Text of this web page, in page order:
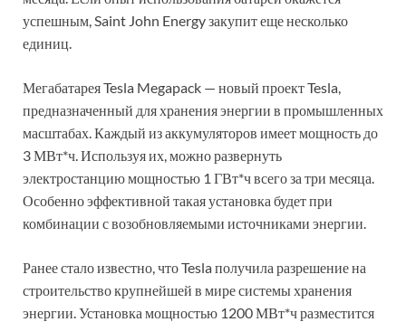
успешным, Saint John Energy закупит еще несколько
единиц.
Мегабатарея Tesla Megapack — новый проект Tesla,
предназначенный для хранения энергии в промышленных
масштабах. Каждый из аккумуляторов имеет мощность до
3 МВт*ч. Используя их, можно развернуть
электростанцию мощностью 1 ГВт*ч всего за три месяца.
Особенно эффективной такая установка будет при
комбинации с возобновляемыми источниками энергии.
Ранее стало известно, что Tesla получила разрешение на
строительство крупнейшей в мире системы хранения
энергии. Установка мощностью 1200 МВт*ч разместится